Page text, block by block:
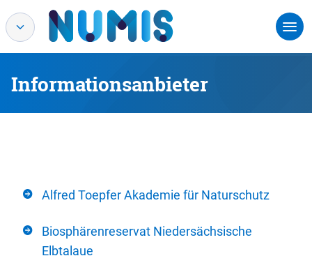
Informationsanbieter
Alfred Toepfer Akademie für Naturschutz
Biosphärenreservat Niedersächsische
Elbtalaue